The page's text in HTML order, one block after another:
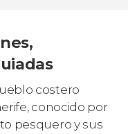
costero
conocido por
pesquero y sus